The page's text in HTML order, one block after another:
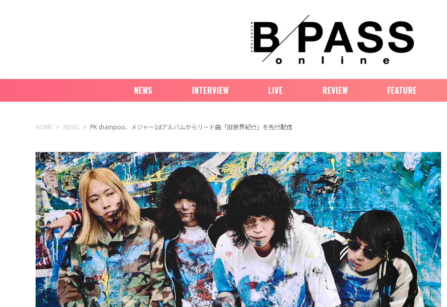
NEWS INTERVIEW LIVE REVIEW FEATURE
HOME B-PASS ONLINE
NEWS PK shampoo、メジャー1stアルバムからリード曲「旧世界紀行」を先行配信